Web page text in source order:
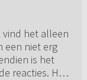
vind het alleen
een niet erg
is het
reacties. Het